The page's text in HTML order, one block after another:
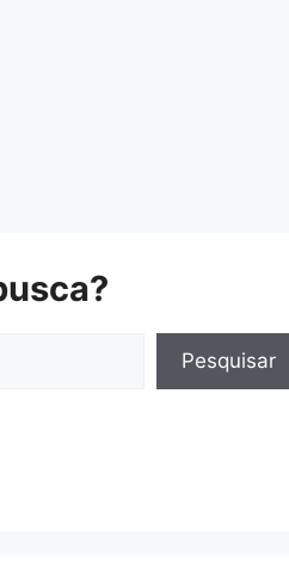
Pesquisar